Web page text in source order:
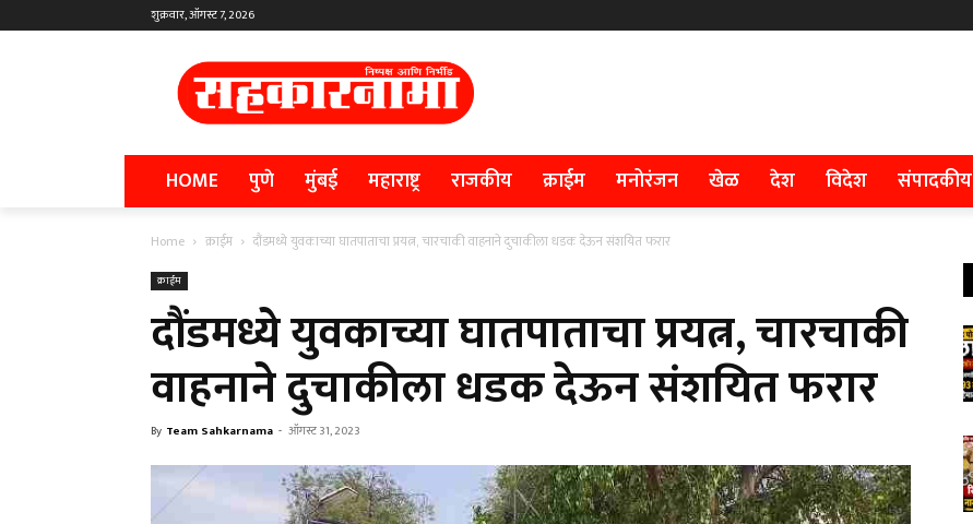
शुक्रवार, ऑगस्ट 7, 2026
HOME पुणे मुंबई महाराष्ट्र राजकीय क्राईम मनोरंजन खेळ देश विदेश संपादकीय
Home क्राईम दौंडमध्ये युवकाच्या घातपाताचा प्रयत्न, चारचाकी वाहनाने दुचाकीला धडक देऊन संशयित फरार
क्राईम
दौंडमध्ये युवकाच्या घातपाताचा प्रयत्न, चारचाकी
वाहनाने दुचाकीला धडक देऊन संशयित फरार
By Team Sahkarnama - ऑगस्ट 31, 2023